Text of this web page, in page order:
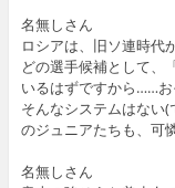
名無しさん
ロシアは、旧ソ連時代
どの選手候補として、
いるはずですから……お
そんなシステムはない
のジュニアたちも、可
名無しさん